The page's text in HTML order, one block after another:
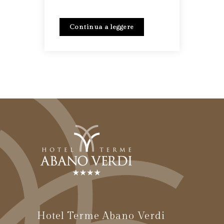
Continua a leggere
Hotel Terme Abano Verdi